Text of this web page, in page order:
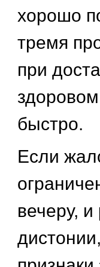
хорошо
тремя
при
быстро.
Если
вечеру,